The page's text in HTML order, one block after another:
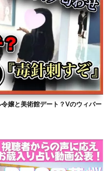
嬢と美術館デート？Vのウィバー